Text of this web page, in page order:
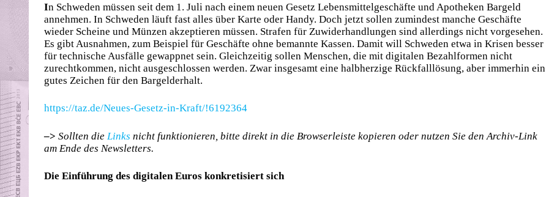
In Schweden müssen seit dem 1. Juli nach einem neuen Gesetz Lebensmittelgeschäfte und Apotheken Bargeld
annehmen. In Schweden läuft fast alles über Karte oder Handy. Doch jetzt sollen zumindest manche Geschäfte
wieder Scheine und Münzen akzeptieren müssen. Strafen für Zuwiderhandlungen sind allerdings nicht vorgesehen.
Es gibt Ausnahmen, zum Beispiel für Geschäfte ohne bemannte Kassen. Damit will Schweden etwa in Krisen besser
für technische Ausfälle gewappnet sein. Gleichzeitig sollen Menschen, die mit digitalen Bezahlformen nicht
zurechtkommen, nicht ausgeschlossen werden. Zwar insgesamt eine halbherzige Rückfalllösung, aber immerhin ein
gutes Zeichen für den Bargelderhalt.
https://taz.de/Neues-Gesetz-in-Kraft/!6192364
–> Sollten die Links nicht funktionieren, bitte direkt in die Browserleiste kopieren oder nutzen Sie den Archiv-Link
am Ende des Newsletters.
Die Einführung des digitalen Euros konkretisiert sich